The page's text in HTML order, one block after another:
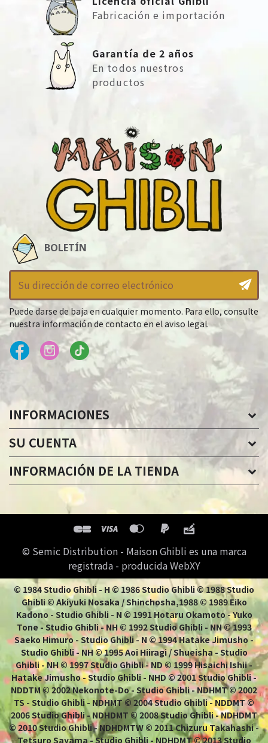
Fabricación e importación
Garantía de 2 años
En todos nuestros
productos
BOLETÍN
Puede darse de baja en cualquier momento. Para ello, consulte
nuestra información de contacto en el aviso legal.
INFORMACIONES
SU CUENTA
INFORMACIÓN DE LA TIENDA
© Semic Distribution - Maison Ghibli es una marca
registrada - producida WebXY
© 1984 Studio Ghibli - H © 1986 Studio Ghibli © 1988 Studio
Ghibli © Akiyuki Nosaka / Shinchosha,1988 © 1989 Eiko
Kadono - Studio Ghibli - N © 1991 Hotaru Okamoto - Yuko
Tone - Studio Ghibli - NH © 1992 Studio Ghibli - NN © 1993
Saeko Himuro - Studio Ghibli - N © 1994 Hatake Jimusho -
Studio Ghibli - NH © 1995 Aoi Hiiragi / Shueisha - Studio
Ghibli - NH © 1997 Studio Ghibli - ND © 1999 Hisaichi Ishii -
Hatake Jimusho - Studio Ghibli - NHD © 2001 Studio Ghibli -
NDDTM © 2002 Nekonote-Do - Studio Ghibli - NDHMT © 2002
TS - Studio Ghibli - NDHMT © 2004 Studio Ghibli - NDDMT ©
2006 Studio Ghibli - NDHDMT © 2008 Studio Ghibli - NDHDMT
© 2010 Studio Ghibli - NDHDMTW © 2011 Chizuru Takahashi -
Tetsuro Sayama - Studio Ghibli - NDHDMT © 2013 Studio